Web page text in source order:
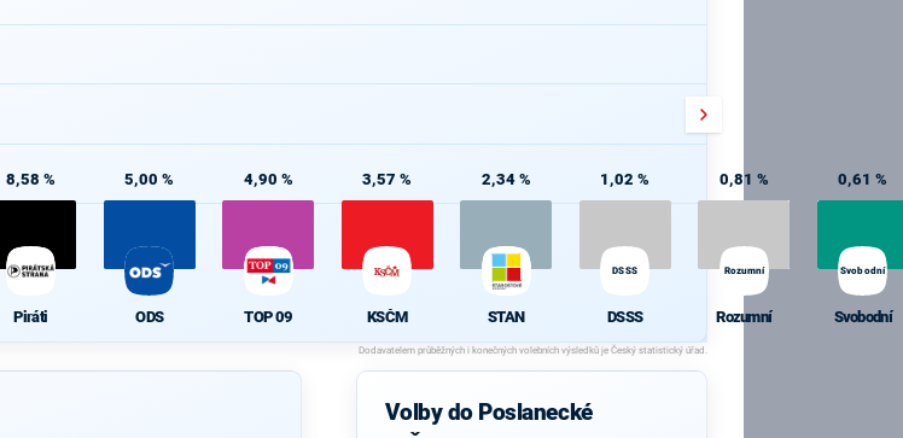
8,58 %
Piráti
5,00 %
ODS
4,90 %
TOP 09
3,57 %
KSČM
2,34 %
STAN
1,02 %
DSSS
DSSS
0,81 %
Rozumní
Rozumní
0,61 %
Svobodní
Svobodní
Volby do Poslanecké